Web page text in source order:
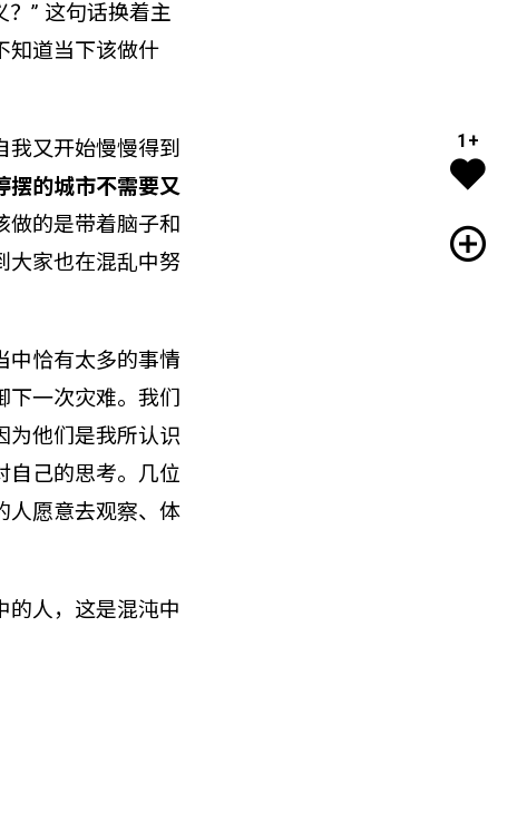
1+
” 这句话换着主
知道当下该做什
又开始慢慢得到
摆的城市不需要又
做的是带着脑子和
大家也在混乱中努
中恰有太多的事情
下一次灾难。我们
为他们是我所认识
自己的思考。几位
人愿意去观察、体
的人，这是混沌中